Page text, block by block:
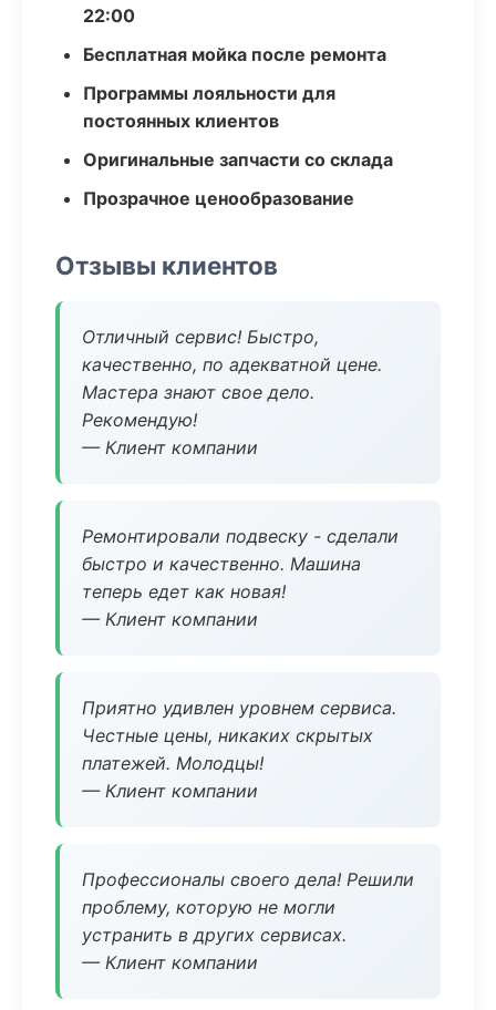
22:00
Бесплатная мойка после ремонта
Программы лояльности для
постоянных клиентов
Оригинальные запчасти со склада
Прозрачное ценообразование
Отзывы клиентов
Отличный сервис! Быстро,
качественно, по адекватной цене.
Мастера знают свое дело.
Рекомендую!
— Клиент компании
Ремонтировали подвеску - сделали
быстро и качественно. Машина
теперь едет как новая!
— Клиент компании
Приятно удивлен уровнем сервиса.
Честные цены, никаких скрытых
платежей. Молодцы!
— Клиент компании
Профессионалы своего дела! Решили
проблему, которую не могли
устранить в других сервисах.
— Клиент компании